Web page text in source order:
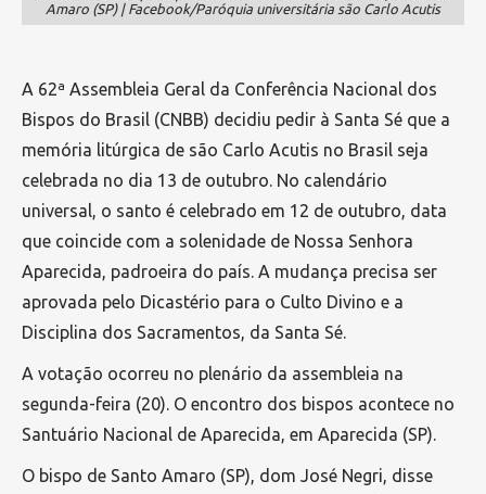
Amaro (SP) | Facebook/Paróquia universitária são Carlo Acutis
A 62ª Assembleia Geral da Conferência Nacional dos
Bispos do Brasil (CNBB) decidiu pedir à Santa Sé que a
memória litúrgica de são Carlo Acutis no Brasil seja
celebrada no dia 13 de outubro. No calendário
universal, o santo é celebrado em 12 de outubro, data
que coincide com a solenidade de Nossa Senhora
Aparecida, padroeira do país. A mudança precisa ser
aprovada pelo Dicastério para o Culto Divino e a
Disciplina dos Sacramentos, da Santa Sé.
A votação ocorreu no plenário da assembleia na
segunda-feira (20). O encontro dos bispos acontece no
Santuário Nacional de Aparecida, em Aparecida (SP).
O bispo de Santo Amaro (SP), dom José Negri, disse